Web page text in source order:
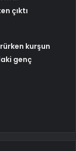
çıktı
kurşun
genç